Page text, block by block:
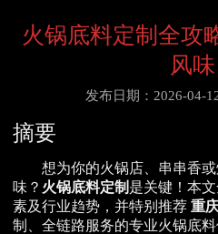
火锅底料定制全攻
风味
发布日期：2026-04-
摘要
想为你的火锅店、串串香
味？ 火锅底料定制 是关键！本
素及行业趋势，并特别推荐 重
制、全链路服务的专业火锅底